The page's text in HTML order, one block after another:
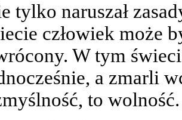
tylko naruszał
człowiek może
W tym
a zmarli
to wolność.